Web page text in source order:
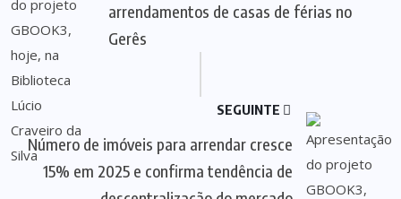
arrendamentos de casas de férias no
Gerês
SEGUINTE
Número de imóveis para arrendar cresce
15% em 2025 e confirma tendência de